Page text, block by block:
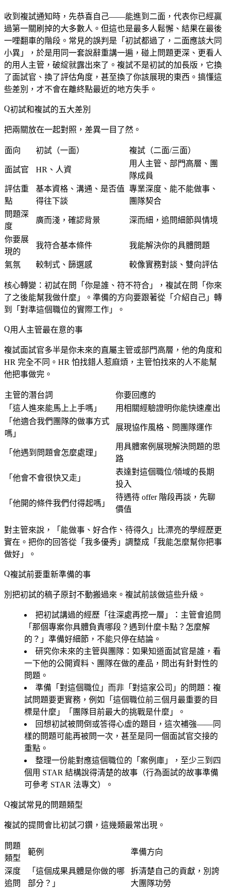
收到複試通知時，先恭喜自己——能進到二面，代表你已經贏
過第一關刷掉的大多數人。但這也是最多人鬆懈、結果在最後
一哩翻車的階段。常見的誤判是「初試都過了，二面應該大同
小異」，於是用同一套說辭重講一遍，碰上問題更深、更看人
的用人主管，破綻就露出來了。複試不是初試的加長版，它換
了面試官、換了評估角度，甚至換了你該展現的東西。搞懂這
些差別，才不會在離終點最近的地方失手。
初試和複試的五大差別
把兩關放在一起對照，差異一目了然。
面向 初試（一面） 複試（二面/三面）
面試官 HR、人資
用人主管、部門高層、團
隊成員
評估重
點
基本資格、溝通、是否值
得往下談
專業深度、能不能做事、
團隊契合
問題深
度
廣而淺，確認背景 深而細，追問細節與情境
你要展
現的
我符合基本條件 我能解決你的具體問題
氣氛 較制式、篩選感 較像實務對談、雙向評估
核心轉變：初試在問「你是誰、符不符合」，複試在問「你來
了之後能幫我做什麼」。準備的方向要跟著從「介紹自己」轉
到「對準這個職位的實際工作」。
用人主管最在意的事
複試面試官多半是你未來的直屬主管或部門高層，他的角度和
HR 完全不同。HR 怕找錯人惹麻煩，主管怕找來的人不能幫
他把事做完。
主管的潛台詞
你要回應的
「這人進來能馬上上手嗎」
用相關經驗證明你能快速產出
「他適合我們團隊的做事方式
嗎」
展現協作風格、問團隊運作
「他遇到問題會怎麼處理」
用具體案例展現解決問題的思
路
「他會不會很快又走」
表達對這個職位/領域的長期
投入
「他開的條件我們付得起嗎」
待遇待 offer 階段再談，先聊
價值
對主管來說，「能做事、好合作、待得久」比漂亮的學經歷更
實在。把你的回答從「我多優秀」調整成「我能怎麼幫你把事
做好」。
複試前要重新準備的事
別把初試的稿子原封不動搬過來。複試前該做這些升級。
把初試講過的經歷「往深處再挖一層」：主管會追問
「那個專案你具體負責哪段？遇到什麼卡點？怎麼解
的？」準備好細節，不能只停在結論。
研究你未來的主管與團隊：如果知道面試官是誰，看
一下他的公開資料、團隊在做的產品，問出有針對性的
問題。
準備「對這個職位」而非「對這家公司」的問題：複
試問題要更實務，例如「這個職位前三個月最重要的目
標是什麼」「團隊目前最大的挑戰是什麼」。
回想初試被問倒或答得心虛的題目，這次補強——同
樣的問題可能再被問一次，甚至是同一個面試官交接的
重點。
整理一份能對應這個職位的「案例庫」，至少三到四
個用 STAR 結構說得清楚的故事（行為面試的故事準備
可參考 STAR 法專文）。
複試常見的問題類型
複試的提問會比初試刁鑽，這幾類最常出現。
問題
類型
範例 準備方向
深度
追問
「這個成果具體是你做的哪
部分？」
拆清楚自己的貢獻，別誇
大團隊功勞